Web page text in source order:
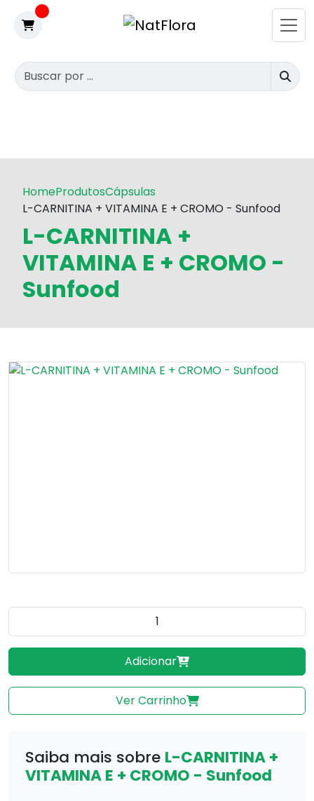
HomeProdutosCápsulas
L-CARNITINA + VITAMINA E + CROMO - Sunfood
L-CARNITINA +
VITAMINA E + CROMO -
Sunfood
Quantidade do produto
Adicionar
Ver Carrinho
Saiba mais sobre L-CARNITINA +
VITAMINA E + CROMO - Sunfood